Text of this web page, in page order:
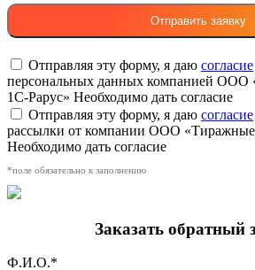
Отправляя эту форму, я даю согласие
персональных данных компанией ООО
1С-Рарус» Необходимо дать согласие
Отправляя эту форму, я даю согласие
рассылки от компании ООО
Необходимо дать согласие
*поле обязательно к заполнению
Заказать обратный
Ф.И.О.*